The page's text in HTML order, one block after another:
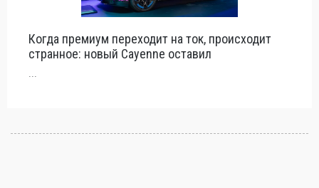
Когда премиум переходит на ток, происходит
странное: новый Cayenne оставил